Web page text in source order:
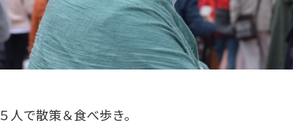
５人で散策＆食べ歩き。